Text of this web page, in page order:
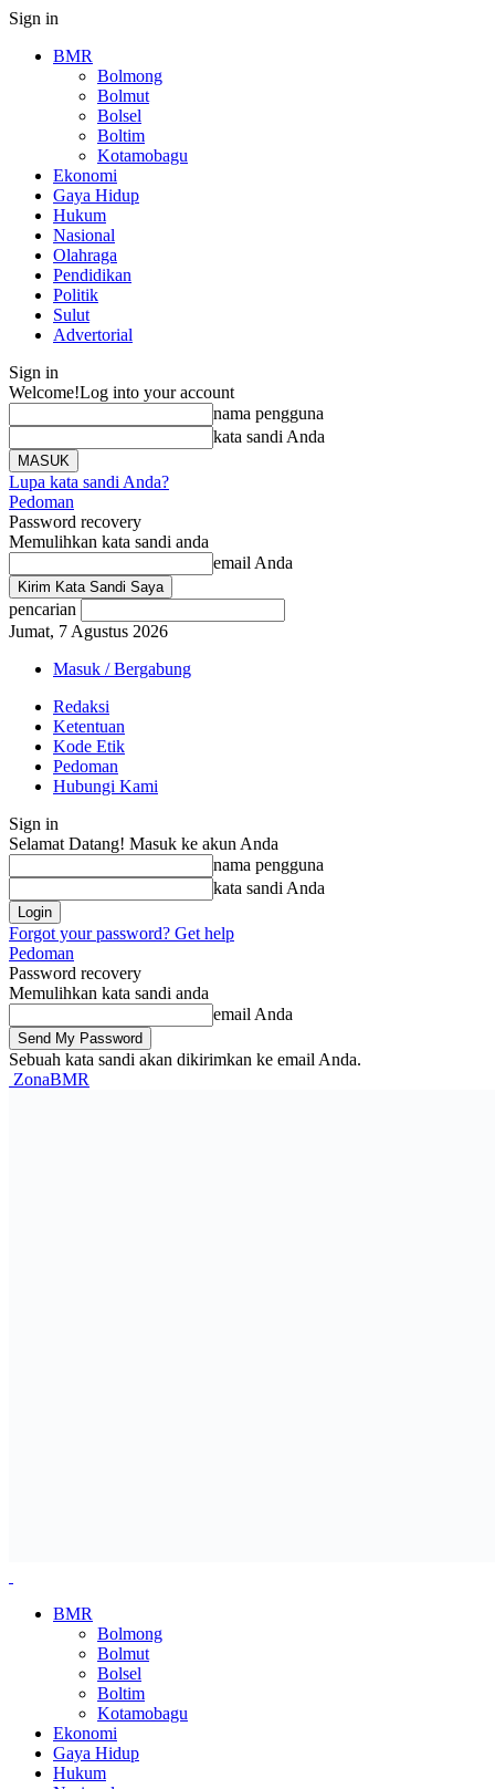
Sign in
BMR
Bolmong
Bolmut
Bolsel
Boltim
Kotamobagu
Ekonomi
Gaya Hidup
Hukum
Nasional
Olahraga
Pendidikan
Politik
Sulut
Advertorial
Sign in
Welcome!Log into your account
nama pengguna
kata sandi Anda
Lupa kata sandi Anda?
Pedoman
Password recovery
Memulihkan kata sandi anda
email Anda
pencarian
Jumat, 7 Agustus 2026
Masuk / Bergabung
Redaksi
Ketentuan
Kode Etik
Pedoman
Hubungi Kami
Sign in
Selamat Datang! Masuk ke akun Anda
nama pengguna
kata sandi Anda
Forgot your password? Get help
Pedoman
Password recovery
Memulihkan kata sandi anda
email Anda
Sebuah kata sandi akan dikirimkan ke email Anda.
ZonaBMR
BMR
Bolmong
Bolmut
Bolsel
Boltim
Kotamobagu
Ekonomi
Gaya Hidup
Hukum